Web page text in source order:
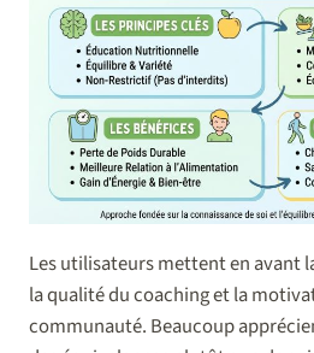
Les utilisateurs mettent en avant
la qualité du coaching et la
communauté. Beaucoup